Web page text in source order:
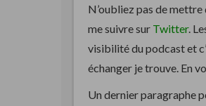
N’oubliez pas de
me suivre sur Twitter.
visibilité du podcast et
échanger je trouve. En
Un dernier paragraphe